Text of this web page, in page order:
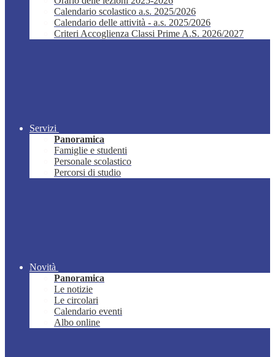
Calendario scolastico a.s. 2025/2026
Calendario delle attività - a.s. 2025/2026
Criteri Accoglienza Classi Prime A.S. 2026/2027
Servizi
Panoramica
Famiglie e studenti
Personale scolastico
Percorsi di studio
Novità
Panoramica
Le notizie
Le circolari
Calendario eventi
Albo online